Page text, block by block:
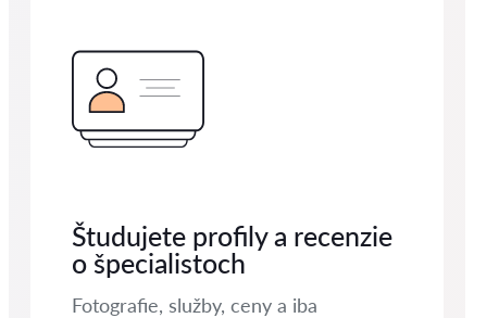
Študujete profily a recenzie
o špecialistoch
Fotografie, služby, ceny a iba